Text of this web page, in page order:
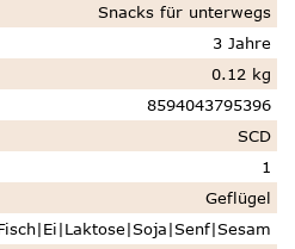
Snacks für unterwegs
3 Jahre
0.12 kg
8594043795396
SCD
1
Geflügel